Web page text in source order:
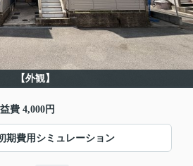
【外観】
費 4,000円
期費用シミュレーション